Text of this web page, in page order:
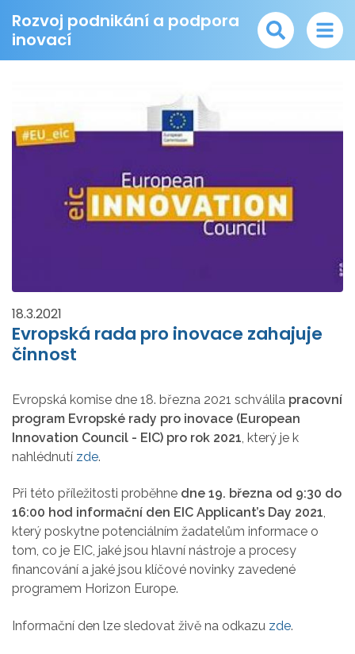
Rozvoj podnikání a podpora
inovací
18.3.2021
Evropská rada pro inovace zahajuje
činnost
Evropská komise dne 18. března 2021 schválila pracovní
program Evropské rady pro inovace (European
Innovation Council - EIC) pro rok 2021, který je k
nahlédnutí zde.
Při této příležitosti proběhne dne 19. března od 9:30 do
16:00 hod informační den EIC Applicant’s Day 2021,
který poskytne potenciálním žadatelům informace o
tom, co je EIC, jaké jsou hlavní nástroje a procesy
financování a jaké jsou klíčové novinky zavedené
programem Horizon Europe.
Informační den lze sledovat živě na odkazu zde.